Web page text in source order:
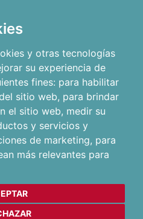
y otras tecnologías
su experiencia de
fines: para habilitar
sitio web, para brindar
el sitio web, medir su
y servicios y
de marketing, para
más relevantes para